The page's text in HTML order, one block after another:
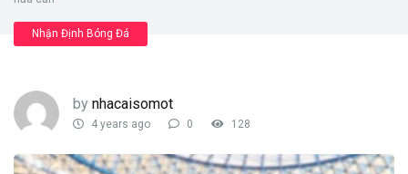
Nhận Định Bóng Đá
by nhacaisomot
4 years ago 0 128